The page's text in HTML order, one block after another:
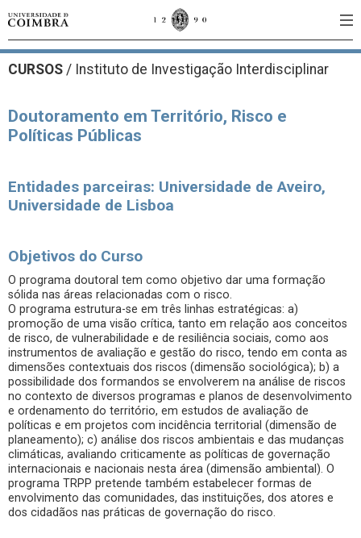
CURSOS / Instituto de Investigação Interdisciplinar
Doutoramento em Território, Risco e
Políticas Públicas
Entidades parceiras: Universidade de Aveiro,
Universidade de Lisboa
Objetivos do Curso
O programa doutoral tem como objetivo dar uma formação
sólida nas áreas relacionadas com o risco.
O programa estrutura-se em três linhas estratégicas: a)
promoção de uma visão crítica, tanto em relação aos conceitos
de risco, de vulnerabilidade e de resiliência sociais, como aos
instrumentos de avaliação e gestão do risco, tendo em conta as
dimensões contextuais dos riscos (dimensão sociológica); b) a
possibilidade dos formandos se envolverem na análise de riscos
no contexto de diversos programas e planos de desenvolvimento
e ordenamento do território, em estudos de avaliação de
políticas e em projetos com incidência territorial (dimensão de
planeamento); c) análise dos riscos ambientais e das mudanças
climáticas, avaliando criticamente as políticas de governação
internacionais e nacionais nesta área (dimensão ambiental). O
programa TRPP pretende também estabelecer formas de
envolvimento das comunidades, das instituições, dos atores e
dos cidadãos nas práticas de governação do risco.